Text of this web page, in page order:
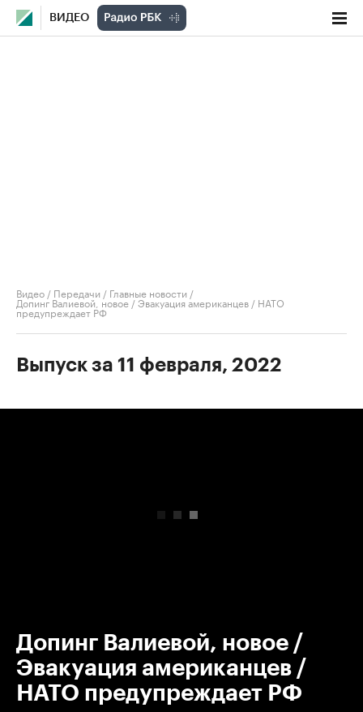
ВИДЕО
Видео / Передачи / Главные новости /
Допинг Валиевой, новое / Эвакуация американцев / НАТО
предупреждает РФ
Выпуск за 11 февраля, 2022
Допинг Валиевой, новое /
Эвакуация американцев /
НАТО предупреждает РФ